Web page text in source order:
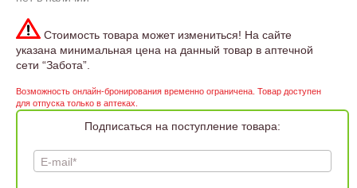
Стоимость товара может измениться! На сайте
указана минимальная цена на данный товар в аптечной
сети “Забота”.
Возможность онлайн-бронирования временно ограничена. Товар доступен
для отпуска только в аптеках.
Подписаться на поступление товара:
E-mail*